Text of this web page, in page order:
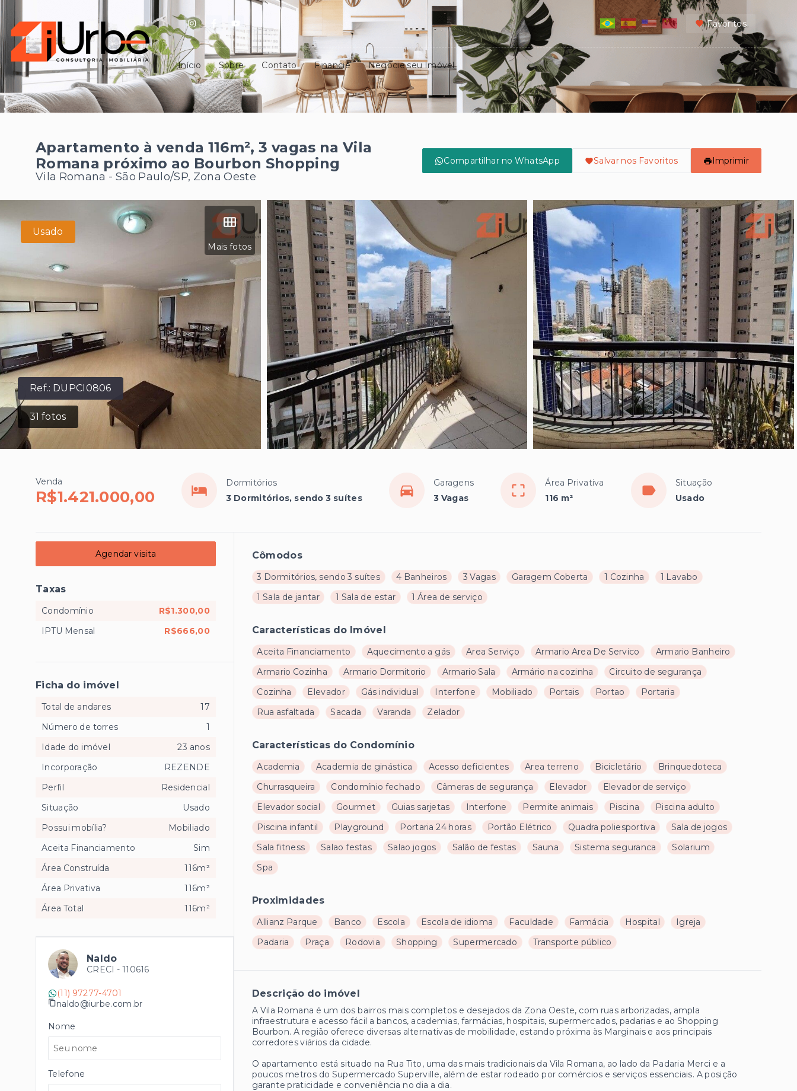
Favoritos
Início Sobre Contato Financie Negocie seu Imóvel
Apartamento à venda 116m², 3 vagas na Vila
Romana próximo ao Bourbon Shopping
Vila Romana - São Paulo/SP, Zona Oeste
Compartilhar no WhatsApp Salvar nos Favoritos Imprimir
Ref.: DUPCI0806
31 fotos
Mais fotos
Usado
Venda
R$1.421.000,00
Dormitórios
3 Dormitórios, sendo 3 suítes
Garagens
3 Vagas
Área Privativa
116 m²
Situação
Usado
Cômodos
3 Dormitórios, sendo 3 suítes 4 Banheiros 3 Vagas Garagem Coberta 1 Cozinha
1 Lavabo
1 Sala de jantar
1 Sala de estar 1 Área de serviço
Características do Imóvel
Aceita Financiamento Aquecimento a gás Area Serviço Armario Area De Servico
Armario Banheiro
Armario Cozinha
Armario Dormitorio Armario Sala Armário na cozinha
Circuito de segurança
Cozinha
Elevador Gás individual Interfone Mobiliado Portais Portao
Portaria
Rua asfaltada
Sacada Varanda Zelador
Características do Condomínio
Academia Academia de ginástica Acesso deficientes Area terreno Bicicletário
Brinquedoteca
Churrasqueira
Condomínio fechado Câmeras de segurança Elevador
Elevador de serviço
Elevador social
Gourmet Guias sarjetas Interfone Permite animais Piscina
Piscina adulto
Piscina infantil
Playground Portaria 24 horas Portão Elétrico Quadra poliesportiva
Sala de jogos
Sala fitness
Salao festas Salao jogos Salão de festas Sauna Sistema seguranca
Solarium
Spa
Proximidades
Allianz Parque Banco Escola Escola de idioma Faculdade Farmácia Hospital
Igreja
Padaria
Praça Rodovia Shopping Supermercado Transporte público
Descrição do imóvel
A Vila Romana é um dos bairros mais completos e desejados da Zona Oeste, com ruas arborizadas, ampla
infraestrutura e acesso fácil a bancos, academias, farmácias, hospitais, supermercados, padarias e ao Shopping
Bourbon. A região oferece diversas alternativas de mobilidade, estando próxima às Marginais e aos principais
corredores viários da cidade.
O apartamento está situado na Rua Tito, uma das mais tradicionais da Vila Romana, ao lado da Padaria Merci e a
poucos metros do Supermercado Superville, além de estar rodeado por comércios e serviços essenciais. A posição
garante praticidade e conveniência no dia a dia.
Agendar visita
Taxas
Condomínio
R$1.300,00
IPTU Mensal
R$666,00
Ficha do imóvel
Total de andares
17
Número de torres
1
Idade do imóvel
23 anos
Incorporação
REZENDE
Perfil
Residencial
Situação
Usado
Possui mobília?
Mobiliado
Aceita Financiamento
Sim
Área Construída
116m²
Área Privativa
116m²
Área Total
116m²
Naldo
CRECI - 110616
(11) 97277-4701
naldo@iurbe.com.br
Nome
Telefone